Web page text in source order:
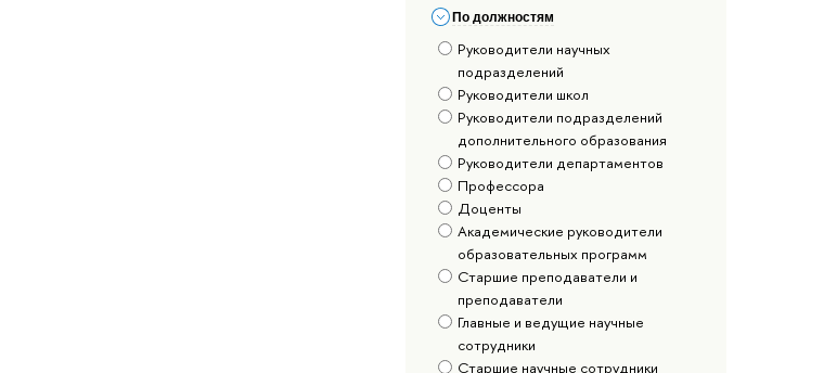
По должностям
Руководители научных
подразделений
Руководители школ
Руководители подразделений
дополнительного образования
Руководители департаментов
Профессора
Доценты
Академические руководители
образовательных программ
Старшие преподаватели и
преподаватели
Главные и ведущие научные
сотрудники
Старшие научные сотрудники